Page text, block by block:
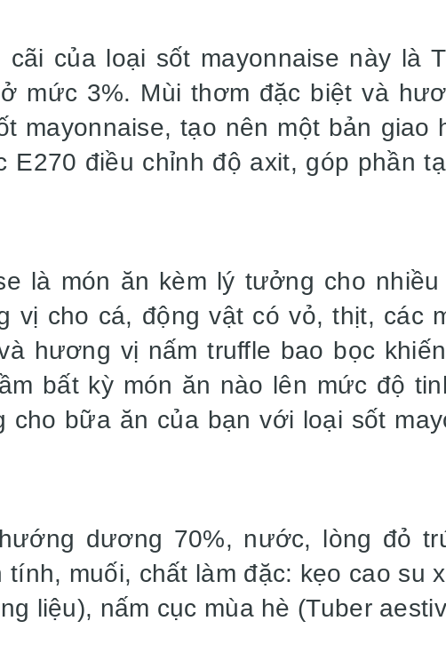
của loại sốt mayonnaise này là
mức 3%. Mùi thơm đặc biệt và
mayonnaise, tạo nên một bản giao
E270 điều chỉnh độ axit, góp phần
là món ăn kèm lý tưởng cho
cho cá, động vật có vỏ, thịt, các
hương vị nấm truffle bao bọc
bất kỳ món ăn nào lên mức độ
cho bữa ăn của bạn với loại sốt
dương 70%, nước, lòng đỏ
muối, chất làm đặc: kẹo cao su
liệu), nấm cục mùa hè (Tuber